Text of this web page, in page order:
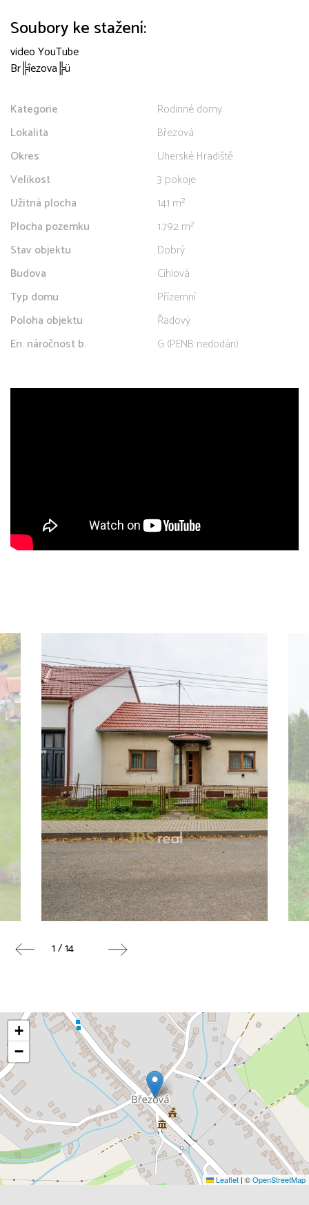
Soubory ke stažení:
video YouTube
Br╠îezova╠ü
Kategorie
Rodinné domy
Lokalita
Březová
Okres
Uherské Hradiště
Velikost
3 pokoje
Užitná plocha
141 m²
Plocha pozemku
1.792 m²
Stav objektu
Dobrý
Budova
Cihlová
Typ domu
Přízemní
Poloha objektu
Řadový
En. náročnost b.
G (PENB nedodán)
1 / 14
+
−
Leaflet | ©OpenStreetMap